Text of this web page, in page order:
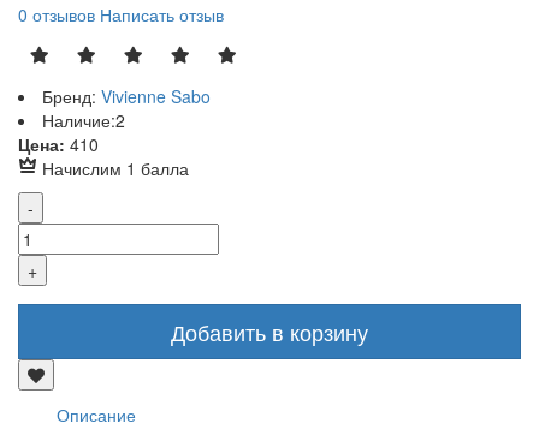
0 отзывов Написать отзыв
Бренд: Vivienne Sabo
Наличие:2
Цена: 410
Начислим 1 балла
Добавить в корзину
Описание